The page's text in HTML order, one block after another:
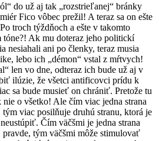
do už aj tak „rozstrieľanej“ bránky
Fico vôbec prežil! A teraz sa on ešte
troch týždňoch a ešte v takomto
tóne?! Ak mu doteraz jeho politickí
nesiahali ani po členky, teraz musia
lebo ich „démon“ vstal z mŕtvych!
len vo dne, odteraz ich bude už aj v
ilúzie, že všetci antificovci prídu k
sa bude musieť on chrániť. Pretože tu
o všetko! Ale čím viac jedna strana
tým viac posilňuje druhú stranu, ktorá je
Čím väčšmi je jedna strana
pravde, tým väčšmi môže stimulovať